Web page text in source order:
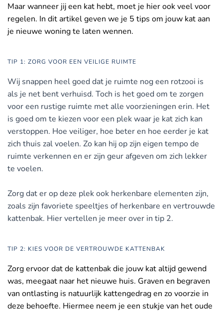
Maar wanneer jij een kat hebt, moet je hier ook veel voor
regelen. In dit artikel geven we je 5 tips om jouw kat aan
je nieuwe woning te laten wennen.
TIP 1: ZORG VOOR EEN VEILIGE RUIMTE
Wij snappen heel goed dat je ruimte nog een rotzooi is
als je net bent verhuisd. Toch is het goed om te zorgen
voor een rustige ruimte met alle voorzieningen erin. Het
is goed om te kiezen voor een plek waar je kat zich kan
verstoppen. Hoe veiliger, hoe beter en hoe eerder je kat
zich thuis zal voelen. Zo kan hij op zijn eigen tempo de
ruimte verkennen en er zijn geur afgeven om zich lekker
te voelen.
Zorg dat er op deze plek ook herkenbare elementen zijn,
zoals zijn favoriete speeltjes of herkenbare en vertrouwde
kattenbak. Hier vertellen je meer over in tip 2.
TIP 2: KIES VOOR DE VERTROUWDE KATTENBAK
Zorg ervoor dat de kattenbak die jouw kat altijd gewend
was, meegaat naar het nieuwe huis. Graven en begraven
van ontlasting is natuurlijk kattengedrag en zo voorzie in
deze behoefte. Hiermee neem je een stukje van het oude